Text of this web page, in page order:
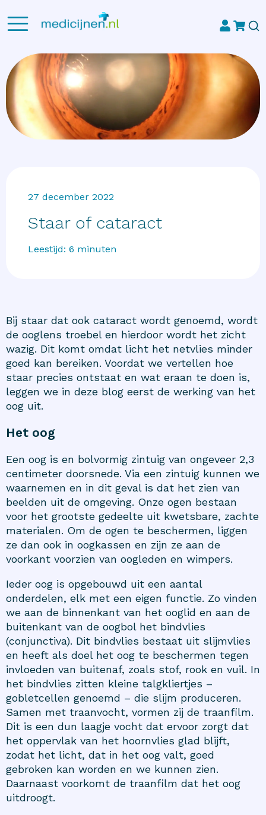
27 december 2022
Staar of cataract
Leestijd:6 minuten
Bij staar dat ook cataract wordt genoemd, wordt
de ooglens troebel en hierdoor wordt het zicht
wazig. Dit komt omdat licht het netvlies minder
goed kan bereiken. Voordat we vertellen hoe
staar precies ontstaat en wat eraan te doen is,
leggen we in deze blog eerst de werking van het
oog uit.
Het oog
Een oog is en bolvormig zintuig van ongeveer 2,3
centimeter doorsnede. Via een zintuig kunnen we
waarnemen en in dit geval is dat het zien van
beelden uit de omgeving. Onze ogen bestaan
voor het grootste gedeelte uit kwetsbare, zachte
materialen. Om de ogen te beschermen, liggen
ze dan ook in oogkassen en zijn ze aan de
voorkant voorzien van oogleden en wimpers.
Ieder oog is opgebouwd uit een aantal
onderdelen, elk met een eigen functie. Zo vinden
we aan de binnenkant van het ooglid en aan de
buitenkant van de oogbol het bindvlies
(conjunctiva). Dit bindvlies bestaat uit slijmvlies
en heeft als doel het oog te beschermen tegen
invloeden van buitenaf, zoals stof, rook en vuil. In
het bindvlies zitten kleine talgkliertjes –
gobletcellen genoemd – die slijm produceren.
Samen met traanvocht, vormen zij de traanfilm.
Dit is een dun laagje vocht dat ervoor zorgt dat
het oppervlak van het hoornvlies glad blijft,
zodat het licht, dat in het oog valt, goed
gebroken kan worden en we kunnen zien.
Daarnaast voorkomt de traanfilm dat het oog
uitdroogt.